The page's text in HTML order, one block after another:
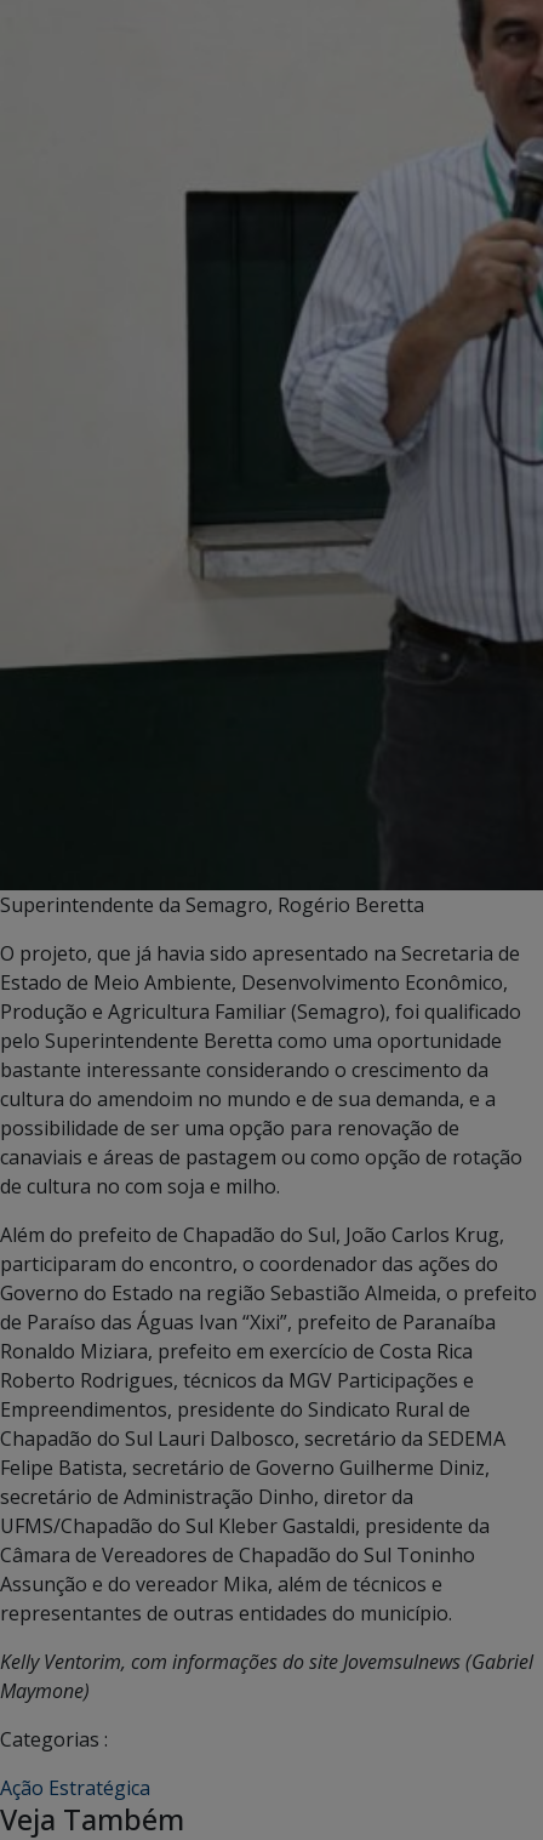
Superintendente da Semagro, Rogério Beretta
O projeto, que já havia sido apresentado na Secretaria de
Estado de Meio Ambiente, Desenvolvimento Econômico,
Produção e Agricultura Familiar (Semagro), foi qualificado
pelo Superintendente Beretta como uma oportunidade
bastante interessante considerando o crescimento da
cultura do amendoim no mundo e de sua demanda, e a
possibilidade de ser uma opção para renovação de
canaviais e áreas de pastagem ou como opção de rotação
de cultura no com soja e milho.
Além do prefeito de Chapadão do Sul, João Carlos Krug,
participaram do encontro, o coordenador das ações do
Governo do Estado na região Sebastião Almeida, o prefeito
de Paraíso das Águas Ivan “Xixi”, prefeito de Paranaíba
Ronaldo Miziara, prefeito em exercício de Costa Rica
Roberto Rodrigues, técnicos da MGV Participações e
Empreendimentos, presidente do Sindicato Rural de
Chapadão do Sul Lauri Dalbosco, secretário da SEDEMA
Felipe Batista, secretário de Governo Guilherme Diniz,
secretário de Administração Dinho, diretor da
UFMS/Chapadão do Sul Kleber Gastaldi, presidente da
Câmara de Vereadores de Chapadão do Sul Toninho
Assunção e do vereador Mika, além de técnicos e
representantes de outras entidades do município.
Kelly Ventorim, com informações do site Jovemsulnews (Gabriel
Maymone)
Categorias :
Ação Estratégica
Veja Também